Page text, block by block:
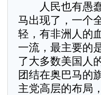
人民也有愚蠢
马出现了，一个
轻，有非洲人的
一流，最主要的
了大多数美国人
团结在奥巴马的
主党高层的布局